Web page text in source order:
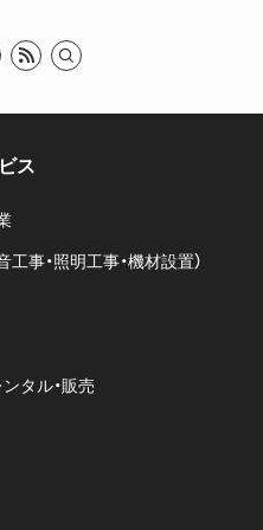
ス
事・照明工事・機材設置）
タル・販売